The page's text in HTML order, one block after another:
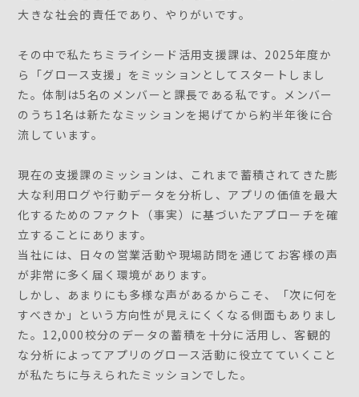
大きな社会的責任であり、やりがいです。
その中で私たちミライシード活用支援課は、2025年度か
ら「グロース支援」をミッションとしてスタートしまし
た。体制は5名のメンバーと課長である私です。メンバー
のうち1名は新たなミッションを掲げてから約半年後に合
流しています。
現在の支援課のミッションは、これまで蓄積されてきた膨
大な利用ログや行動データを分析し、アプリの価値を最大
化するためのファクト（事実）に基づいたアプローチを確
立することにあります。
当社には、日々の営業活動や現場訪問を通じてお客様の声
が非常に多く届く環境があります。
しかし、あまりにも多様な声があるからこそ、「次に何を
すべきか」という方向性が見えにくくなる側面もありまし
た。12,000校分のデータの蓄積を十分に活用し、客観的
な分析によってアプリのグロース活動に役立てていくこと
が私たちに与えられたミッションでした。